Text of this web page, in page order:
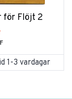
för Flöjt 2
1-3 vardagar